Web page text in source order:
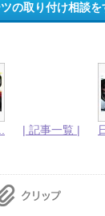
の取り付け相談を
| 記事一覧 |